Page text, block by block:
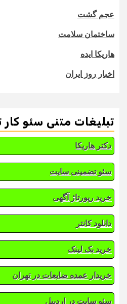
عجم گشت
ساختمان سلامت
هاریکا ایده
اخبار روز ایران
تبلیغات متنی سئو
دکتر هاریکا
سئو تضمینی سایت
خرید رپورتاژ آگهی
دانلود کانتر
خرید بک لینک
خریدار عمده ضایعات در تهران
سئو سایت در اردبیل